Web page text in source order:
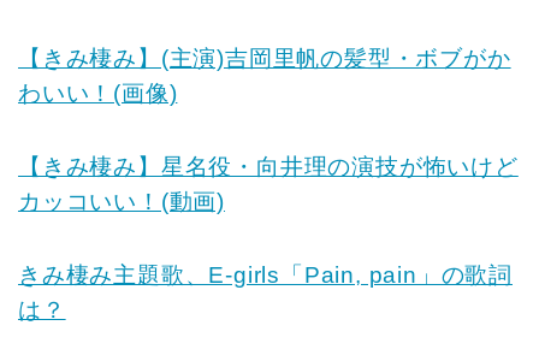
【きみ棲み】(主演)吉岡里帆の髪型・ボブがか
わいい！(画像)
【きみ棲み】星名役・向井理の演技が怖いけど
カッコいい！(動画)
きみ棲み主題歌、E-girls「Pain, pain」の歌詞
は？